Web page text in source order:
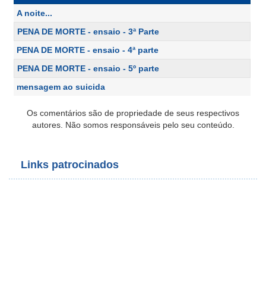
A noite...
PENA DE MORTE - ensaio - 3ª Parte
PENA DE MORTE - ensaio - 4ª parte
PENA DE MORTE - ensaio - 5º parte
mensagem ao suicida
Os comentários são de propriedade de seus respectivos
autores. Não somos responsáveis pelo seu conteúdo.
Links patrocinados